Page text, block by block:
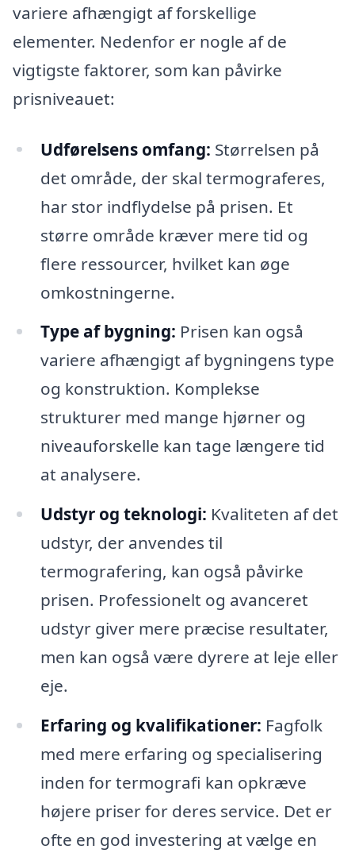
variere afhængigt af forskellige
elementer. Nedenfor er nogle af de
vigtigste faktorer, som kan påvirke
prisniveauet:
Udførelsens omfang: Størrelsen på
det område, der skal termograferes,
har stor indflydelse på prisen. Et
større område kræver mere tid og
flere ressourcer, hvilket kan øge
omkostningerne.
Type af bygning: Prisen kan også
variere afhængigt af bygningens type
og konstruktion. Komplekse
strukturer med mange hjørner og
niveauforskelle kan tage længere tid
at analysere.
Udstyr og teknologi: Kvaliteten af det
udstyr, der anvendes til
termografering, kan også påvirke
prisen. Professionelt og avanceret
udstyr giver mere præcise resultater,
men kan også være dyrere at leje eller
eje.
Erfaring og kvalifikationer: Fagfolk
med mere erfaring og specialisering
inden for termografi kan opkræve
højere priser for deres service. Det er
ofte en god investering at vælge en